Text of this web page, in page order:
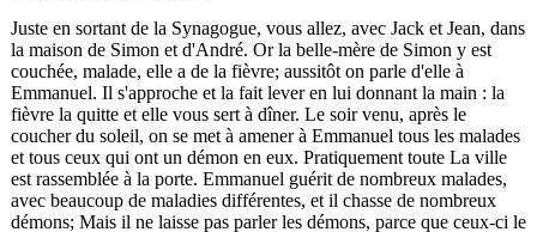
Juste en sortant de la Synagogue, vous allez, avec Jack et Jean, dans
la maison de Simon et d'André. Or la belle-mère de Simon y est
couchée, malade, elle a de la fièvre; aussitôt on parle d'elle à
Emmanuel. Il s'approche et la fait lever en lui donnant la main : la
fièvre la quitte et elle vous sert à dîner. Le soir venu, après le
coucher du soleil, on se met à amener à Emmanuel tous les malades
et tous ceux qui ont un démon en eux. Pratiquement toute La ville
est rassemblée à la porte. Emmanuel guérit de nombreux malades,
avec beaucoup de maladies différentes, et il chasse de nombreux
démons; Mais il ne laisse pas parler les démons, parce que ceux-ci le